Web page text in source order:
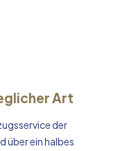
Art
der
über ein halbes